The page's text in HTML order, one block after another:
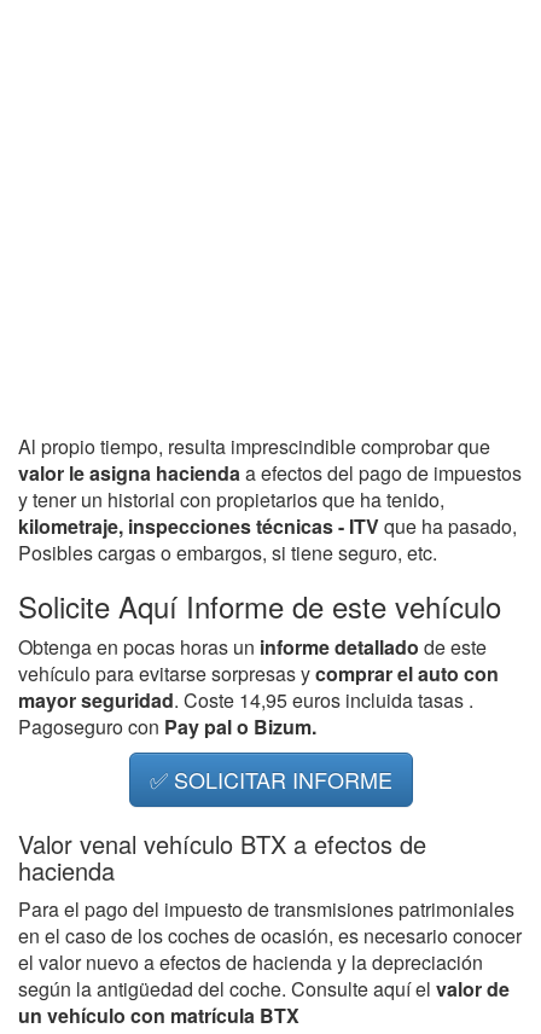
Al propio tiempo, resulta imprescindible comprobar que
valor le asigna haciendaa efectos del pago de impuestos
y tener un historial con propietarios que ha tenido,
kilometraje, inspecciones técnicas - ITVque ha pasado,
Posibles cargas o embargos, si tiene seguro, etc.
Solicite Aquí Informe de este vehículo
Obtenga en pocas horas un informe detallado de este
vehículo para evitarse sorpresas ycomprar el auto con
mayor seguridad. Coste 14,95 euros incluida tasas .
Pagoseguro con Pay pal o Bizum.
✅ SOLICITAR INFORME
Valor venal vehículo BTX a efectos de
hacienda
Para el pago del impuesto de transmisiones patrimoniales
en el caso de los coches de ocasión, es necesario conocer
el valor nuevo a efectos de hacienda y la depreciación
según la antigüedad del coche. Consulte aquí el valor de
un vehículo con matrícula BTX